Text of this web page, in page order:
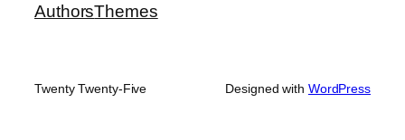
AuthorsThemes
Twenty Twenty-Five Designed with WordPress